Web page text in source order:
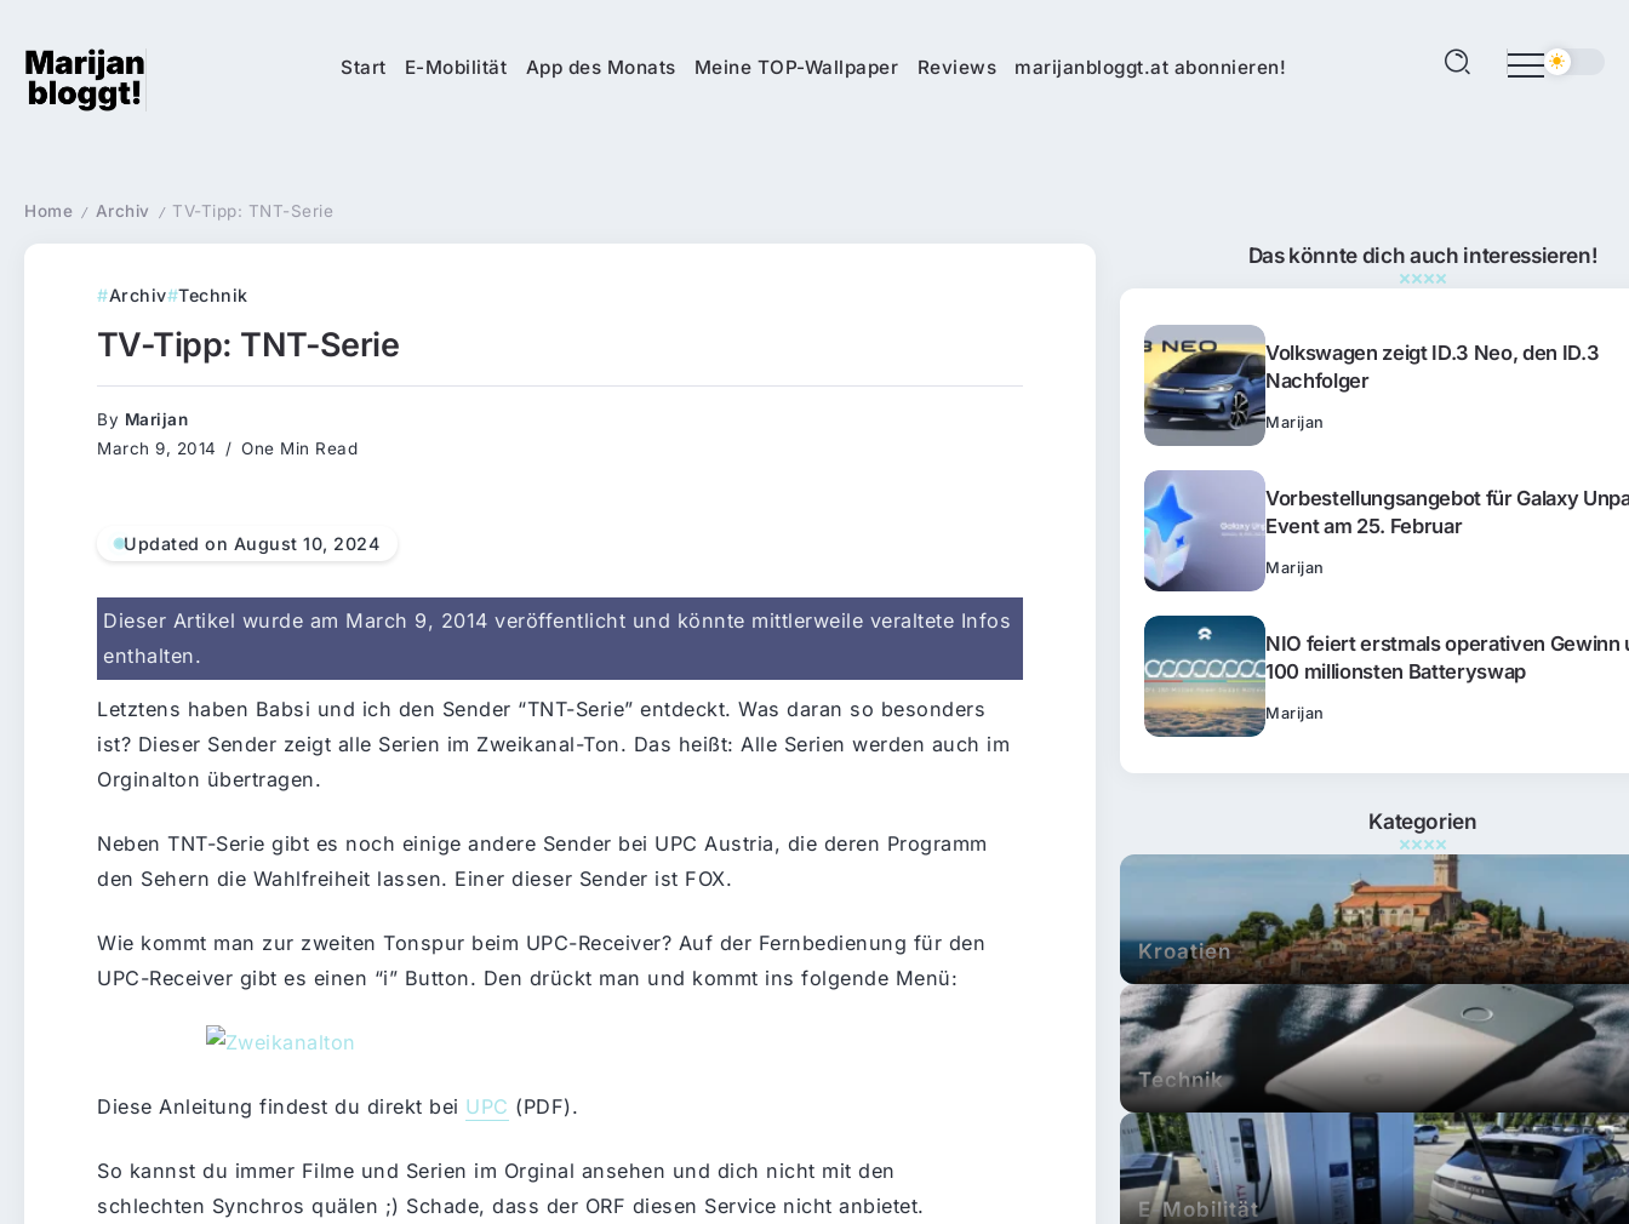
Start E-Mobilität App des Monats Meine TOP-Wallpaper Reviews marijanbloggt.at abonnieren!
Home / Archiv / TV-Tipp: TNT-Serie
Archiv Technik
TV-Tipp: TNT-Serie
By Marijan
March 9, 2014
One Min Read
Updated on August 10, 2024
Dieser Artikel wurde am March 9, 2014 veröffentlicht und könnte mittlerweile veraltete Infos
enthalten.
Letztens haben Babsi und ich den Sender “TNT-Serie” entdeckt. Was daran so besonders
ist? Dieser Sender zeigt alle Serien im Zweikanal-Ton. Das heißt: Alle Serien werden auch im
Orginalton übertragen.
Neben TNT-Serie gibt es noch einige andere Sender bei UPC Austria, die deren Programm
den Sehern die Wahlfreiheit lassen. Einer dieser Sender ist FOX.
Wie kommt man zur zweiten Tonspur beim UPC-Receiver? Auf der Fernbedienung für den
UPC-Receiver gibt es einen “i” Button. Den drückt man und kommt ins folgende Menü:
Diese Anleitung findest du direkt bei UPC (PDF).
So kannst du immer Filme und Serien im Orginal ansehen und dich nicht mit den
schlechten Synchros quälen ;) Schade, dass der ORF diesen Service nicht anbietet.
Das könnte dich auch interessieren!
Volkswagen zeigt ID.3 Neo, den ID.3
Nachfolger
Marijan
Vorbestellungsangebot für Galaxy
Event am 25. Februar
Marijan
NIO feiert erstmals operativen Gewinn
100 millionsten Batteryswap
Marijan
Kategorien
Kroatien
Technik
E-Mobilität